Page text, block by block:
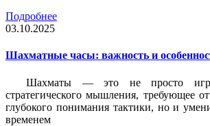
Подробнее
03.10.2025
Шахматные часы: важность и
Шахматы — это не просто
стратегического мышления, требующее
глубокого понимания тактики, но и
временем